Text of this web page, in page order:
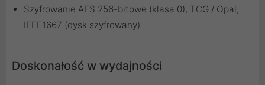
Szyfrowanie AES 256-bitowe (klasa 0), TCG / Opal,
IEEE1667 (dysk szyfrowany)
Doskonałość w wydajności